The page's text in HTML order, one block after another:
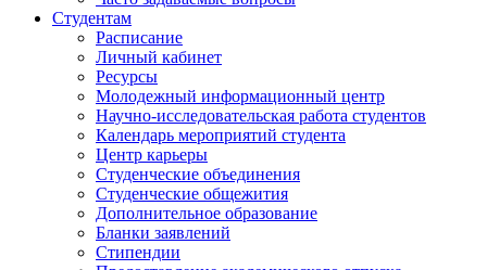
Студентам
Расписание
Личный кабинет
Ресурсы
Молодежный информационный центр
Научно-исследовательская работа студентов
Календарь мероприятий студента
Центр карьеры
Студенческие объединения
Студенческие общежития
Дополнительное образование
Бланки заявлений
Стипендии